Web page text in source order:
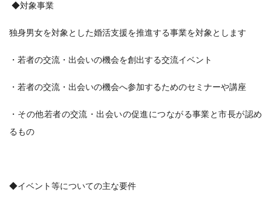
◆対象事業
独身男女を対象とした婚活支援を推進する事業を対象とします
・若者の交流・出会いの機会を創出する交流イベント
・若者の交流・出会いの機会へ参加するためのセミナーや講座
・その他若者の交流・出会いの促進につながる事業と市長が認め
るもの
◆イベント等についての主な要件